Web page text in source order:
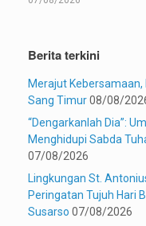
Berita terkini
Merajut Kebersamaan,
Sang Timur08/08/
“Dengarkanlah Dia”:
Menghidupi Sabda
07/08/2026
Lingkungan St.
Peringatan Tujuh Hari
Susarso 07/08/2026